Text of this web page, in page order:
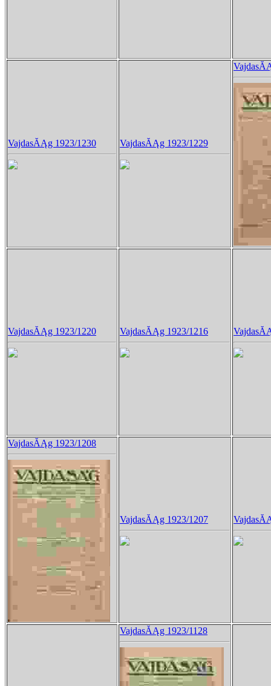
VajdasĂĄg 1923/1230 VajdasĂĄg 1923/1229
VajdasĂĄg 1923/1220 VajdasĂĄg 1923/1216
VajdasĂĄg 1923/1208
VajdasĂĄg 1923/1207
VajdasĂĄg 1923/1128